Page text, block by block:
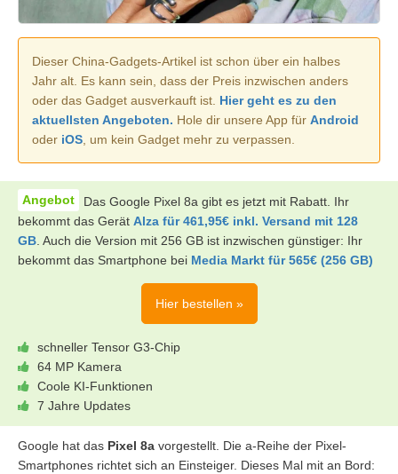
Dieser China-Gadgets-Artikel ist schon über ein halbes
Jahr alt. Es kann sein, dass der Preis inzwischen anders
oder das Gadget ausverkauft ist. Hier geht es zu den
aktuellsten Angeboten. Hole dir unsere App für Android
oder iOS, um kein Gadget mehr zu verpassen.
Das Google Pixel 8a gibt es jetzt mit Rabatt. Ihr
bekommt das Gerät Alza für 461,95€ inkl. Versand mit 128
GB. Auch die Version mit 256 GB ist inzwischen günstiger: Ihr
bekommt das Smartphone bei Media Markt für 565€ (256 GB)
Hier bestellen »
schneller Tensor G3-Chip
64 MP Kamera
Coole KI-Funktionen
7 Jahre Updates
Google hat das Pixel 8a vorgestellt. Die a-Reihe der Pixel-
Smartphones richtet sich an Einsteiger. Dieses Mal mit an Bord: